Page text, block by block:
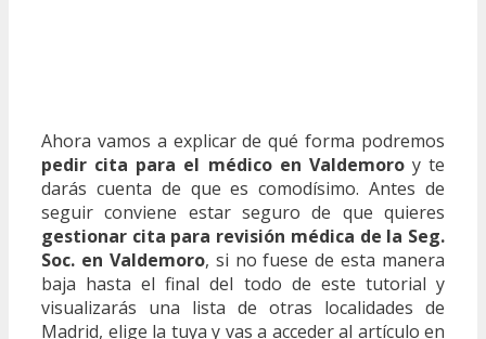
Ahora vamos a explicar de qué forma podremos
pedir cita para el médico en Valdemoroy te
darás cuenta de que es comodísimo. Antes de
seguir conviene estar seguro de que quieres
gestionar cita para revisión médica de la Seg.
Soc. en Valdemoro, si no fuese de esta manera
baja hasta el final del todo de este tutorial y
visualizarás una lista de otras localidades de
Madrid, elige la tuya y vas a acceder al artículo en